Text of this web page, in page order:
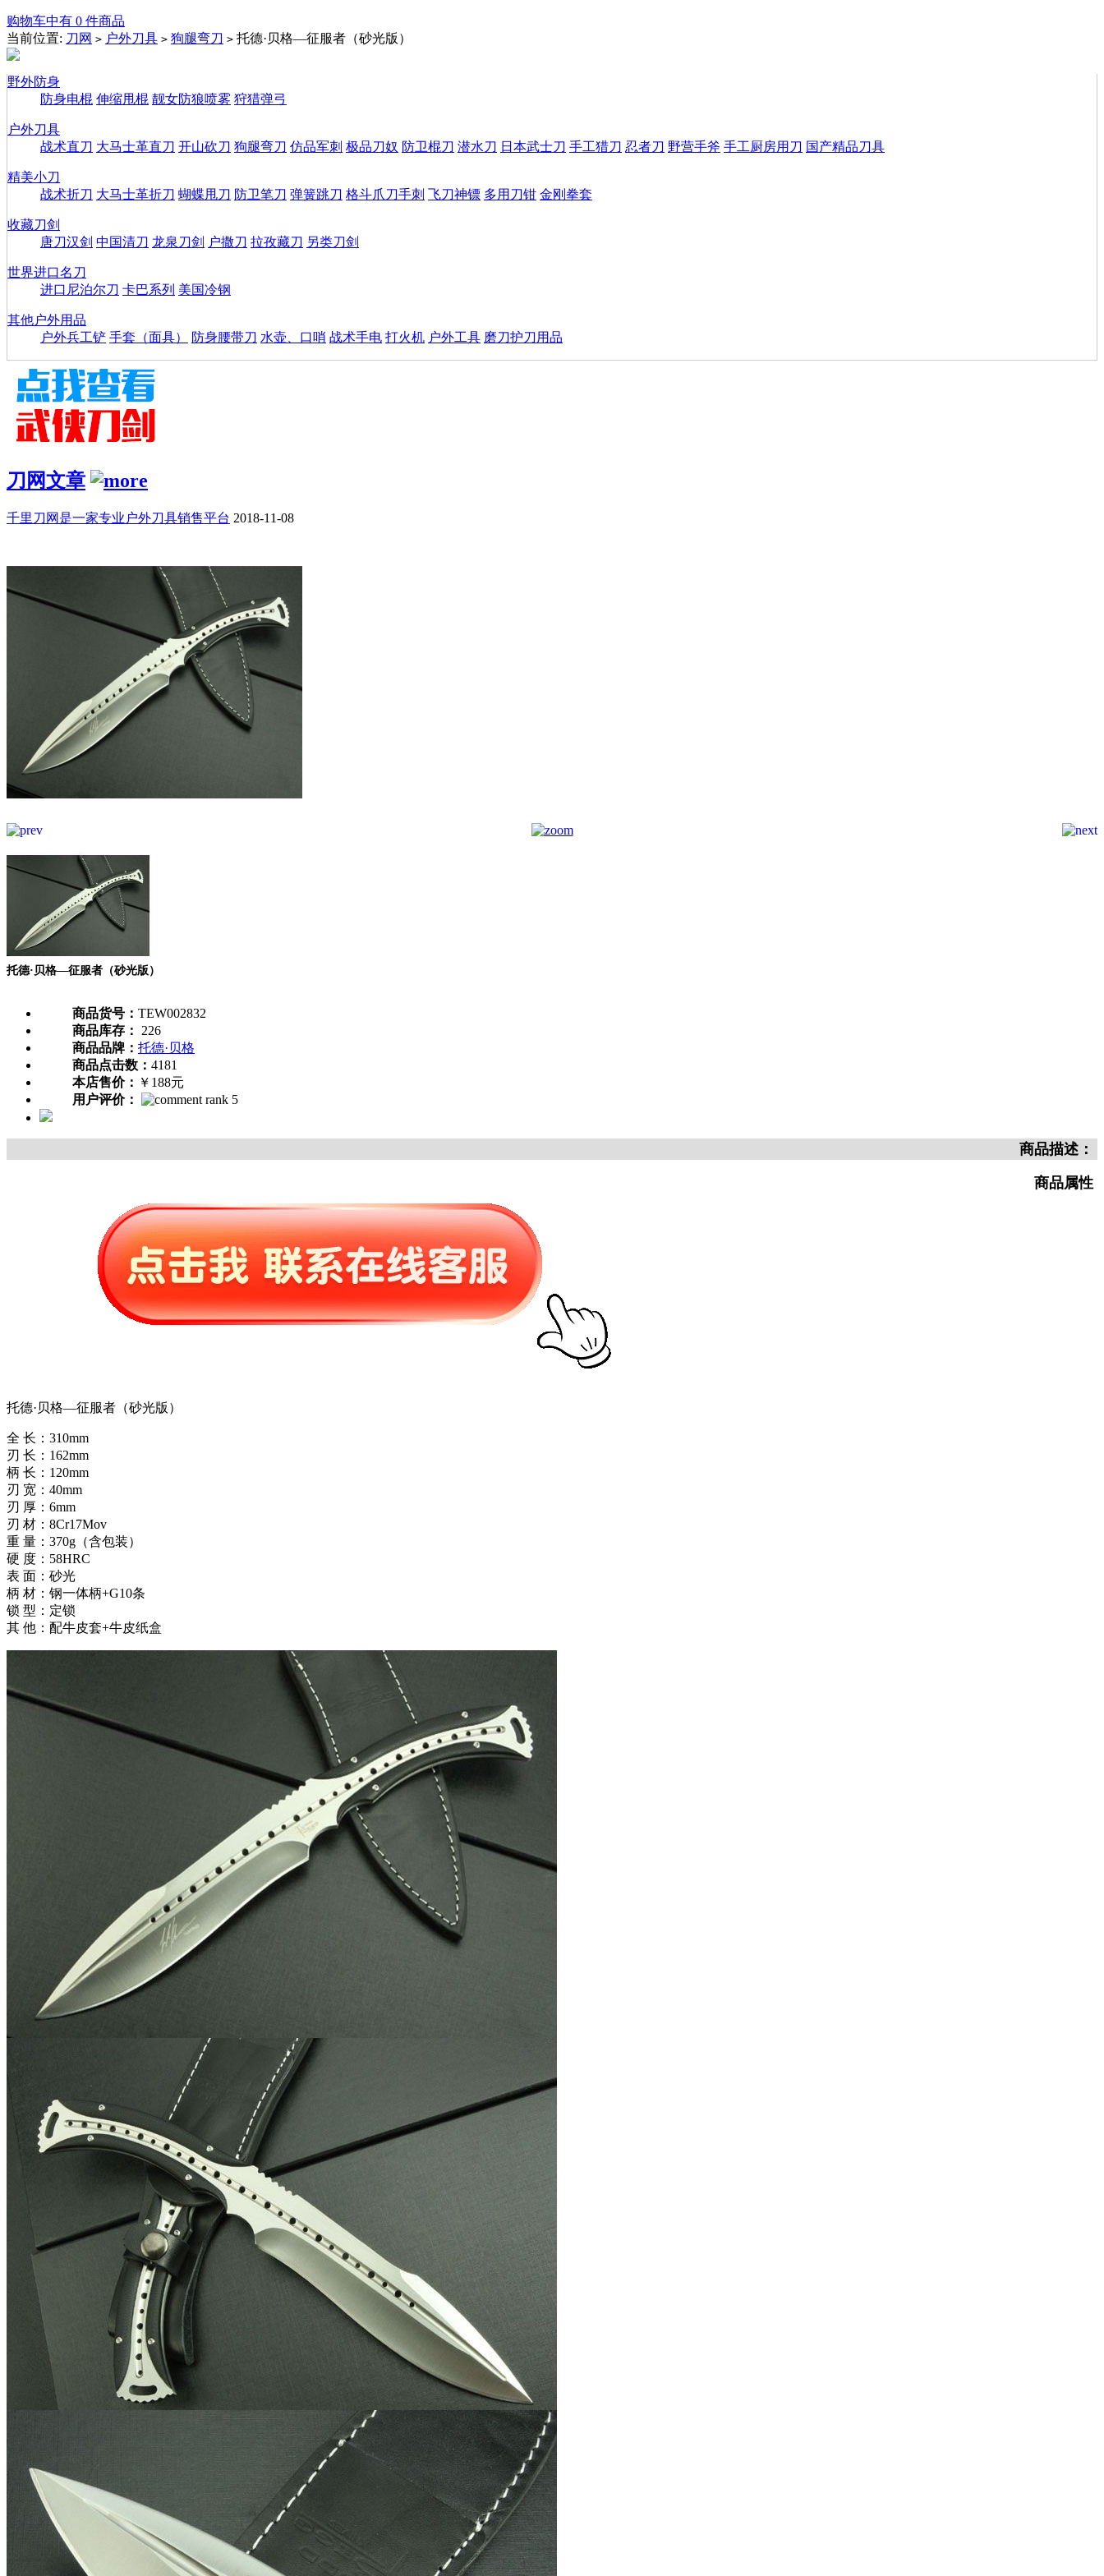
购物车中有 0 件商品
当前位置: 刀网 > 户外刀具 > 狗腿弯刀 > 托德·贝格—征服者（砂光版）
野外防身
防身电棍 伸缩甩棍 靓女防狼喷雾 狩猎弹弓
户外刀具
战术直刀 大马士革直刀 开山砍刀 狗腿弯刀 仿品军刺 极品刀奴 防卫棍刀 潜水刀 日本武士刀 手工猎刀 忍者刀 野营手斧 手工厨房用刀 国产精品刀具
精美小刀
战术折刀 大马士革折刀 蝴蝶甩刀 防卫笔刀 弹簧跳刀 格斗爪刀手刺 飞刀神镖 多用刀钳 金刚拳套
收藏刀剑
唐刀汉剑 中国清刀 龙泉刀剑 户撒刀 拉孜藏刀 另类刀剑
世界进口名刀
进口尼泊尔刀 卡巴系列 美国冷钢
其他户外用品
户外兵工铲 手套（面具） 防身腰带刀 水壶、口哨 战术手电 打火机 户外工具 磨刀护刀用品
刀网文章
千里刀网是一家专业户外刀具销售平台 2018-11-08
托德·贝格—征服者（砂光版）
商品货号： TEW002832
商品库存：
226
商品品牌： 托德·贝格
商品点击数： 4181
本店售价： ￥188元
用户评价：
商品描述：
商品属性
托德·贝格—征服者（砂光版）
全 长：310mm
刃 长：162mm
柄 长：120mm
刃 宽：40mm
刃 厚：6mm
刃 材：8Cr17Mov
重 量：370g（含包装）
硬 度：58HRC
表 面：砂光
柄 材：钢一体柄+G10条
锁 型：定锁
其 他：配牛皮套+牛皮纸盒